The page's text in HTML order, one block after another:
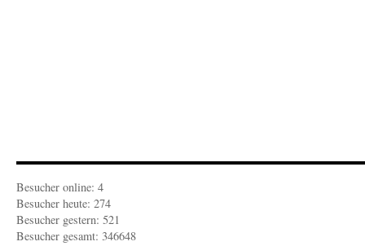
Besucher online: 4
Besucher heute: 274
Besucher gestern: 521
Besucher gesamt: 346648